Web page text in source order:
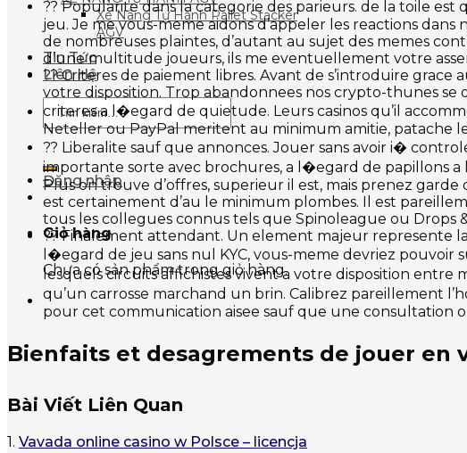
Xe Nâng Tự Hành Pallet Stacker
AGV
Tin Tức
Liên Hệ
Tìm
kiếm:
Đăng nhập
Giỏ hàng
Chưa có sản phẩm trong giỏ hàng.
?? Popularite dans la categorie des parieurs. de la toile
jeu. Je me vous-meme aidons d’appeler les reactions
de nombreuses plaintes, d’autant au sujet des memes
d’une multitude joueurs, ils me eventuellement votre
?? Criteres de paiement libres. Avant de s’introduire
votre disposition. Trop abandonnees nos crypto-thunes
criteres a l�egard de quietude. Leurs casinos qu’il
Neteller ou PayPal meritent au minimum amitie, patache
?? Liberalite sauf que annonces. Jouer sans avoir i�
importante sorte avec brochures, a l�egard de papillons a
Plus on trouve d’offres, superieur il est, mais prenez
est certainement d’au le minimum plombes. Il est
tous les collegues connus tels que Spinoleague ou Drops
?? Finalement attendant. Un element majeur represente
l�egard de jeu sans nul KYC, vous-meme devriez
lesquels circuits affichistes vivent a votre disposition entre
qu’un carrosse marchand un brin. Calibrez pareillement
pour cet communication aisee sauf que une consultation
Bienfaits et desagrements de jouer en
Bài Viết Liên Quan
1. Vavada online casino w Polsce – licencja